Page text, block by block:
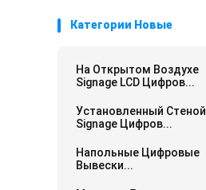
Категории Новые
На Открытом Воздухе
Signage LCD Цифров...
Установленный Стеной
Signage Цифров...
Напольные Цифровые
Вывески...